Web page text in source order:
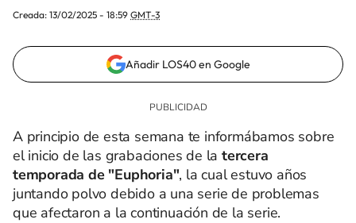
Creada: 13/02/2025 - 18:59 GMT-3
Añadir LOS40 en Google
A principio de esta semana te informábamos sobre
el inicio de las grabaciones de latercera
temporada de "Euphoria", la cual estuvo años
juntando polvo debido a una serie de problemas
que afectaron a la continuación de la serie.